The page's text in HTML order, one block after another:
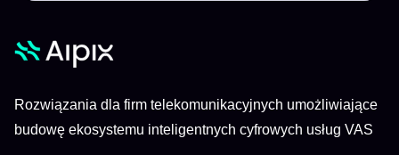
Rozwiązania dla firm telekomunikacyjnych umożliwiające
budowę ekosystemu inteligentnych cyfrowych usług VAS